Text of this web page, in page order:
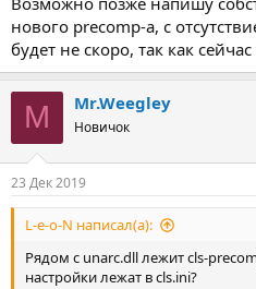
нового precomp-a, с
будет не скоро, так как
M Mr.Weegley
Новичок
23 Дек 2019
L-e-o-N написал(а):
Рядом с unarc.dll лежит cls-
настройки лежат в cls.ini?